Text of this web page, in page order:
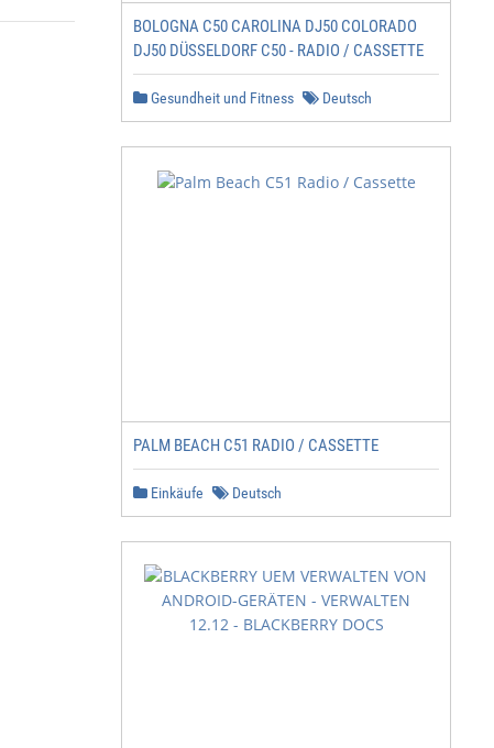
BOLOGNA C50 CAROLINA DJ50 COLORADO
DJ50 DÜSSELDORF C50 - RADIO / CASSETTE
Gesundheit und Fitness Deutsch
PALM BEACH C51 RADIO / CASSETTE
Einkäufe Deutsch